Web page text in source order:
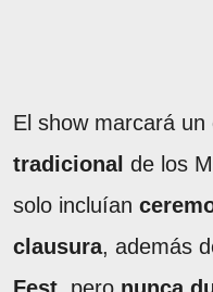
El show marcará un
tradicional de los
solo incluían
clausura, además